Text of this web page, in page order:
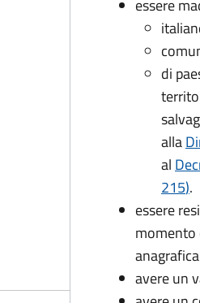
essere
di
alla
al
215).
essere
momento
avere un